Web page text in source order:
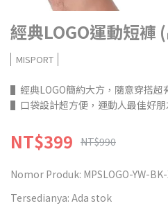
經典LOGO運動短褲
MISPORT
▌經典LOGO簡約大方，隨意穿搭超
▌口袋設計超方便，運動人最佳好朋
NT$399 NT$990
Nomor Produk: MPSLOGO-YW-
Tersedianya: Ada stok